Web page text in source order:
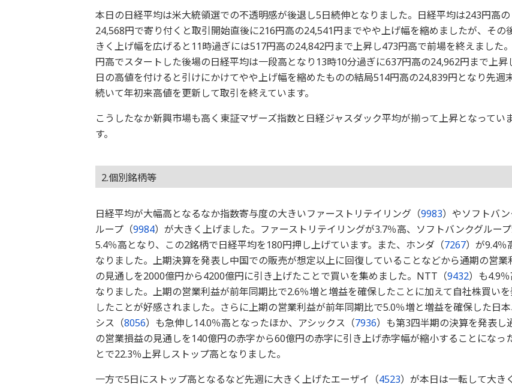
本日の日経平均は米大統領選での不透明感が後退し5日続伸となりました。日経平均は243円高の
24,568円で寄り付くと取引開始直後に216円高の24,541円までやや上げ幅を縮めましたが、その
きく上げ幅を広げると11時過ぎには517円高の24,842円まで上昇し473円高で前場を終えました
円高でスタートした後場の日経平均は一段高となり13時10分過ぎに637円高の24,962円まで上昇
日の高値を付けると引けにかけてやや上げ幅を縮めたものの結局514円高の24,839円となり先週
続いて年初来高値を更新して取引を終えています。
こうしたなか新興市場も高く東証マザーズ指数と日経ジャスダック平均が揃って上昇となってい
す。
2.個別銘柄等
日経平均が大幅高となるなか指数寄与度の大きいファーストリテイリング（9983）やソフトバ
ループ（9984）が大きく上げました。ファーストリテイリングが3.7％高、ソフトバンクグルー
5.4％高となり、この2銘柄で日経平均を180円押し上げています。また、ホンダ（7267）が9.4％
なりました。上期決算を発表し中国での販売が想定以上に回復していることなどから通期の営業
の見通しを2000億円から4200億円に引き上げたことで買いを集めました。NTT（9432）も4.9％
なりました。上期の営業利益が前年同期比で2.6％増と増益を確保したことに加えて自社株買い
したことが好感されました。さらに上期の営業利益が前年同期比で5.0％増と増益を確保した日
シス（8056）も急伸し14.0％高となったほか、アシックス（7936）も第3四半期の決算を発表し
の営業損益の見通しを140億円の赤字から60億円の赤字に引き上げ赤字幅が縮小することになっ
とで22.3％上昇しストップ高となりました。
一方で5日にストップ高となるなど先週に大きく上げたエーザイ（4523）が本日は一転して大き